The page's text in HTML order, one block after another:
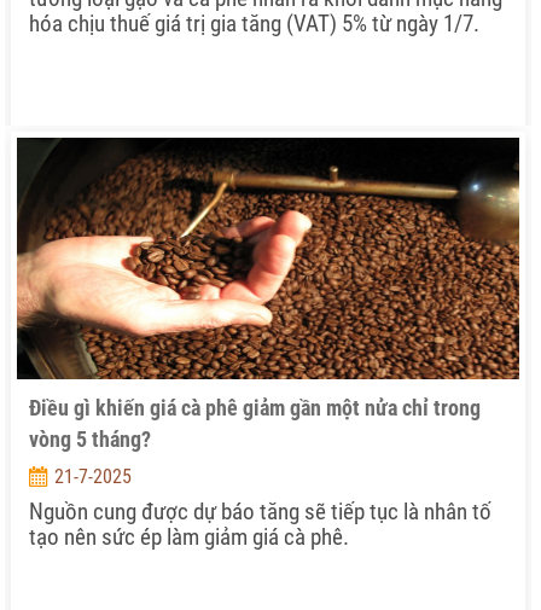
hóa chịu thuế giá trị gia tăng (VAT) 5% từ ngày 1/7.
Điều gì khiến giá cà phê giảm gần một nửa chỉ trong
vòng 5 tháng?
21-7-2025
Nguồn cung được dự báo tăng sẽ tiếp tục là nhân tố
tạo nên sức ép làm giảm giá cà phê.